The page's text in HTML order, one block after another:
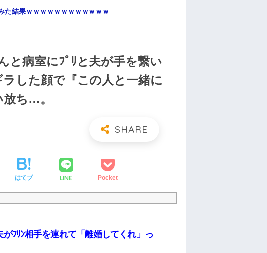
た結果ｗｗｗｗｗｗｗｗｗｗｗｗ
と病室にﾌﾟﾘと夫が手を繋い
した顔で『この人と一緒に
ち…。
はてブ LINE Pocket
ﾌﾘﾝ相手を連れて「離婚してくれ」っ